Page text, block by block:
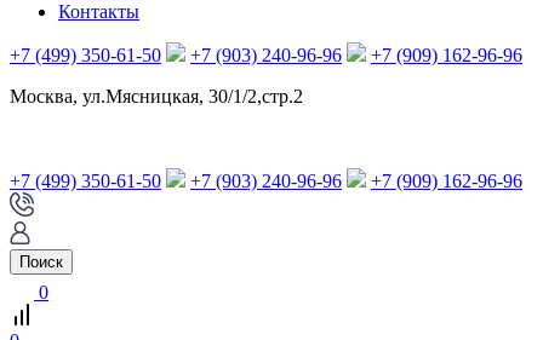
Контакты
+7 (499) 350-61-50 +7 (903) 240-96-96
+7 (909) 162-96-96
Москва, ул.Мясницкая, 30/1/2,стр.2
+7 (499) 350-61-50 +7 (903) 240-96-96 +7 (909) 162-96-96
Поиск
0